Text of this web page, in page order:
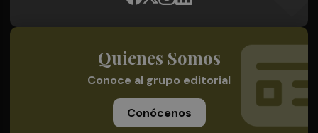
Quienes Somos
Conoce al grupo editorial
Conócenos